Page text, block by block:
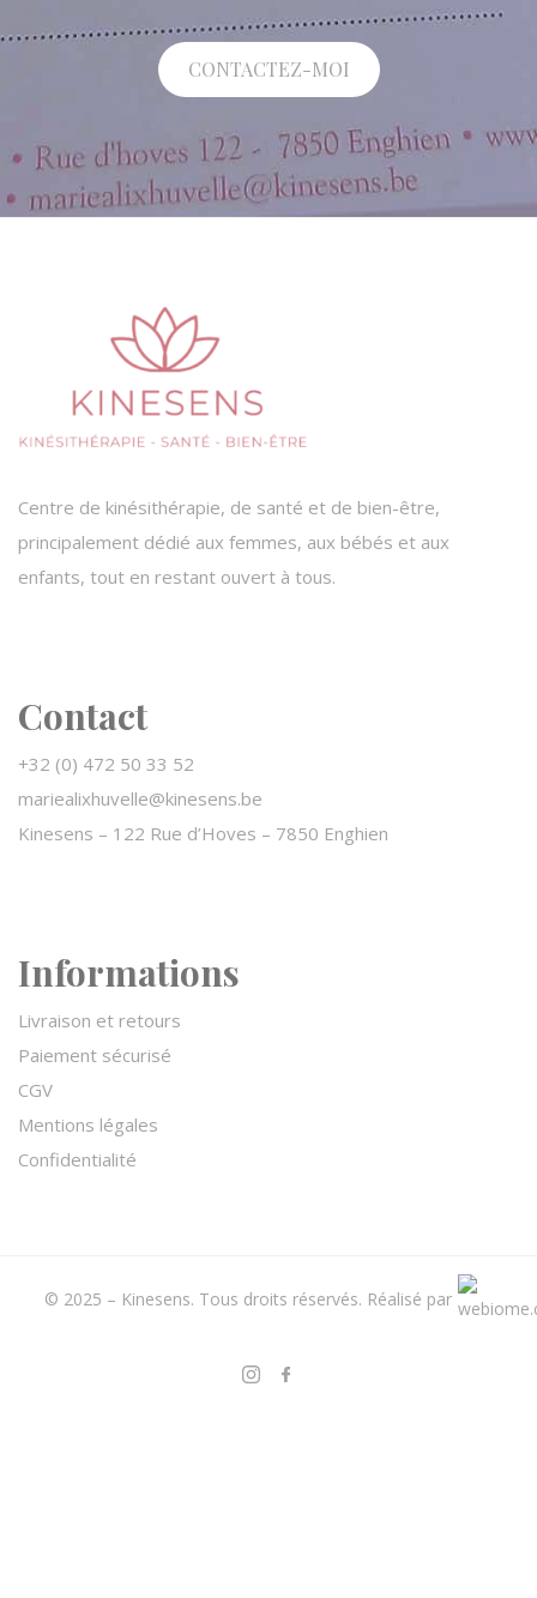
CONTACTEZ-MOI
Centre de kinésithérapie, de santé et de bien-être,
principalement dédié aux femmes, aux bébés et aux
enfants, tout en restant ouvert à tous.
Contact
+32 (0) 472 50 33 52
mariealixhuvelle@kinesens.be
Kinesens – 122 Rue d’Hoves – 7850 Enghien
Informations
Livraison et retours
Paiement sécurisé
CGV
Mentions légales
Confidentialité
© 2025 – Kinesens. Tous droits réservés. Réalisé par